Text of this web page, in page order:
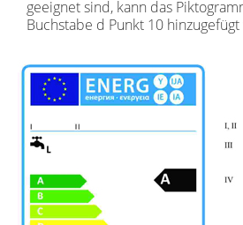
geeignet sind, kann das
Buchstabe d Punkt 10